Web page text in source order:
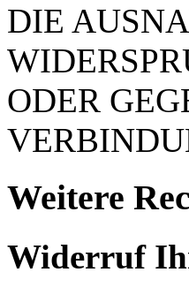
DIE
ODER
Weitere
Widerruf